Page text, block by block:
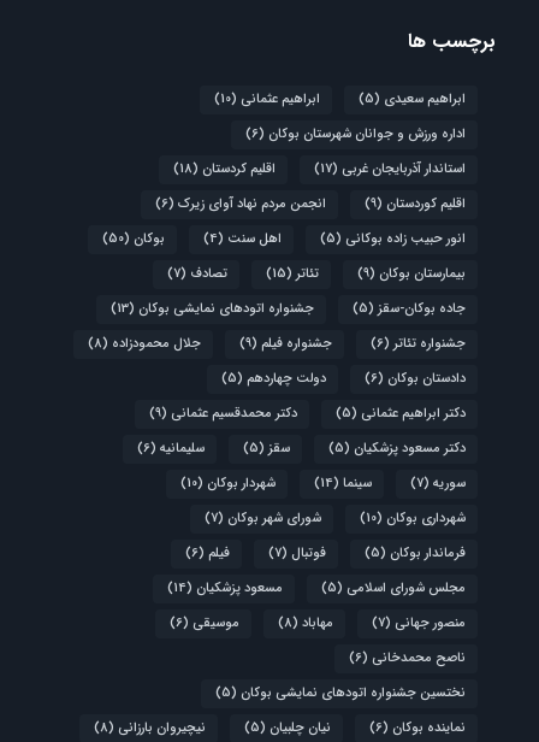
برچسب ها
ابراهیم سعیدی (5) ابراهیم عثمانی (10)
اداره ورزش و جوانان شهرستان بوکان (6)
استاندار آذربایجان غربی (17) اقلیم کردستان (18)
اقلیم کوردستان (9) انجمن مردم نهاد آوای زیرک (6)
انور حبیب زاده بوکانی (5) اهل سنت (4) بوکان (50)
بیمارستان بوکان (9) تئاتر (15) تصادف (7)
جاده بوکان-سقز (5) جشنواره اتودهای نمایشی بوکان (13)
جشنواره تئاتر (6) جشنواره فیلم (9) جلال محمودزاده (8)
دادستان بوکان (6) دولت چهاردهم (5)
دکتر ابراهیم عثمانی (5) دکتر محمدقسیم عثمانی (9)
دکتر مسعود پزشکیان (5) سقز (5) سلیمانیه (6)
سوریه (7) سینما (14) شهردار بوکان (10)
شهرداری بوکان (10) شورای شهر بوکان (7)
فرماندار بوکان (5) فوتبال (7) فیلم (6)
مجلس شورای اسلامی (5) مسعود پزشکیان (14)
منصور جهانی (7) مهاباد (8) موسیقی (6)
ناصح محمدخانی (6)
نختسین جشنواره اتودهای نمایشی بوکان (5)
نماینده بوکان (6) نیان چلبیان (5) نیچیروان بارزانی (8)